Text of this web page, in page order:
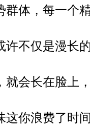
群体，每一个
许不仅是漫长
就会长在脸上
这你浪费了时